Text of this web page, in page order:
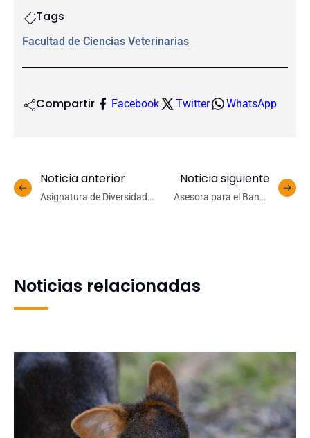
Tags
Facultad de Ciencias Veterinarias
Compartir Facebook Twitter WhatsApp
Noticia anterior
Asignatura de Diversidad
Noticia siguiente
Asesora para el Banco
Noticias relacionadas